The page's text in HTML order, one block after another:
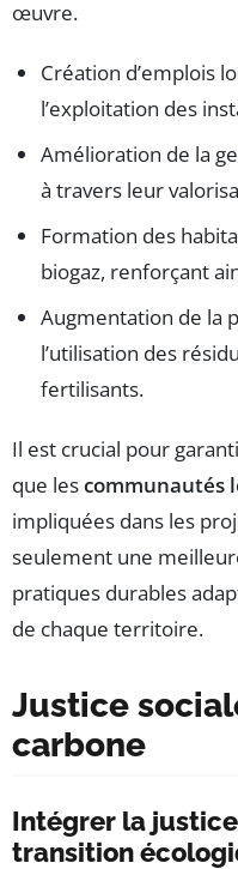
œuvre.
Création d’emplois
l’exploitation des
Amélioration de la
à travers leur
Formation des
biogaz, renforçant
Augmentation de la
l’utilisation des
fertilisants.
Il est crucial pour
que lescommunautés
impliquées dans les
seulement une
pratiques durables
de chaque territoire.
Justice
carbone
Intégrer la
transition